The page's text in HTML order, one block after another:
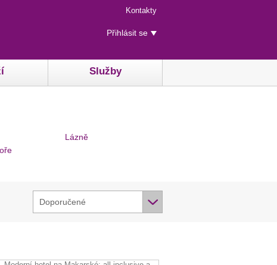
Menu
rychlého
přístupu
Kontakty
Uživatelské
menu
Přihlásit se
Služby
Lázně
Doporučené